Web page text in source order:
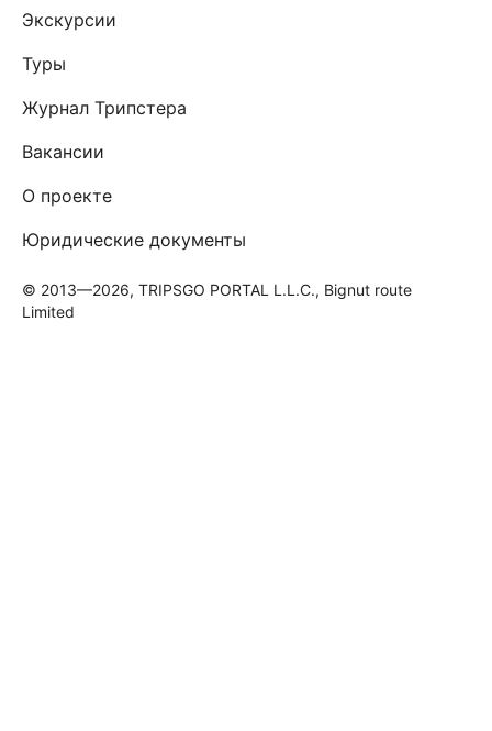
Экскурсии
Туры
Журнал Трипстера
Вакансии
О проекте
Юридические документы
© 2013—2026, TRIPSGO PORTAL L.L.C., Bignut route
Limited